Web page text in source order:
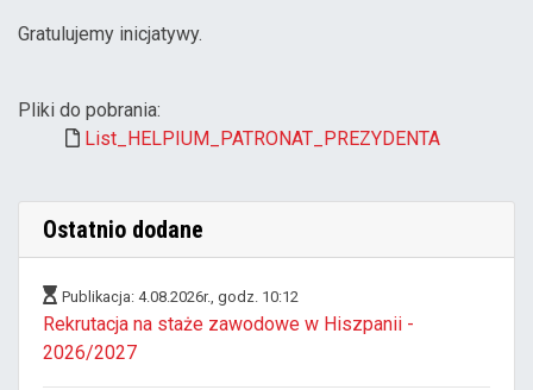
Gratulujemy inicjatywy.
Pliki do pobrania:
List_HELPIUM_PATRONAT_PREZYDENTA
Ostatnio dodane
Publikacja: 4.08.2026r., godz. 10:12
Rekrutacja na staże zawodowe w Hiszpanii -
2026/2027